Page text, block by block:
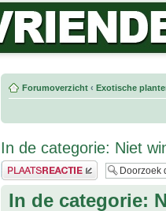
Forumoverzicht ‹ Exotische
In de categorie: Niet
Plaats een reactie
In de categorie: